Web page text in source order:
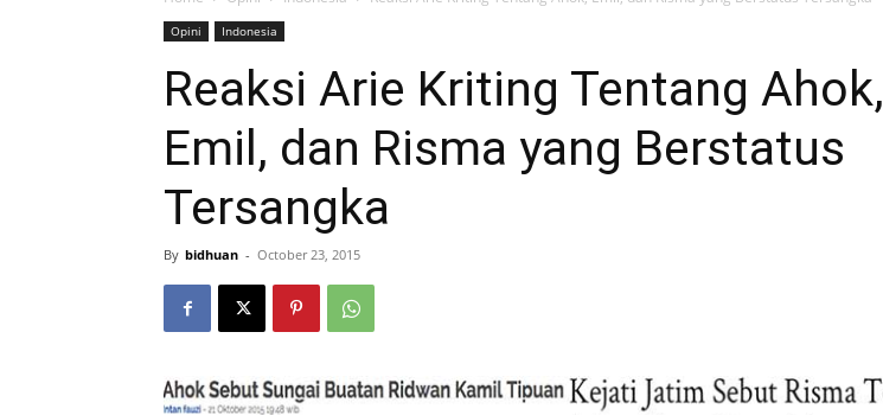
Opini Indonesia
Reaksi Arie Kriting Tentang Ahok,
Emil, dan Risma yang Berstatus
Tersangka
By bidhuan - October 23, 2015